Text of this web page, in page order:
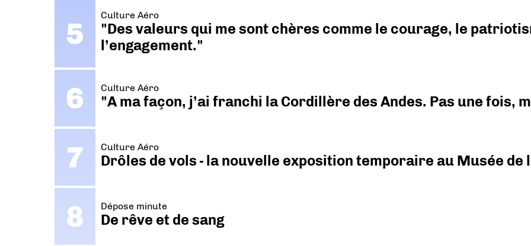
Culture Aéro
"Des valeurs qui me sont chères comme le courage, le
l’engagement."
Culture Aéro
"A ma façon, j’ai franchi la Cordillère des Andes. Pas une fois,
Culture Aéro
Drôles de vols - la nouvelle exposition temporaire au Musée de
Dépose minute
De rêve et de sang